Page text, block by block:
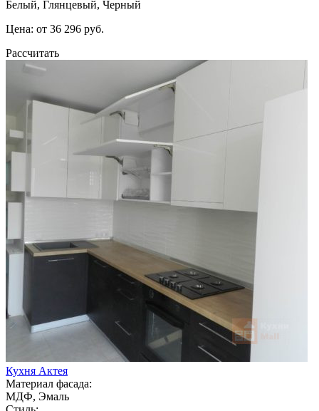
Белый, Глянцевый, Черный
Цена: от 36 296 руб.
Рассчитать
Кухня Актея
Материал фасада:
МДФ, Эмаль